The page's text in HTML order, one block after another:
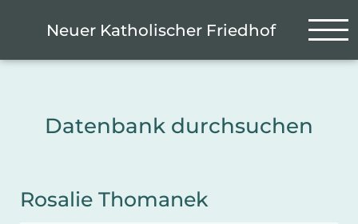
Neuer Katholischer Friedhof
Datenbank durchsuchen
Rosalie Thomanek